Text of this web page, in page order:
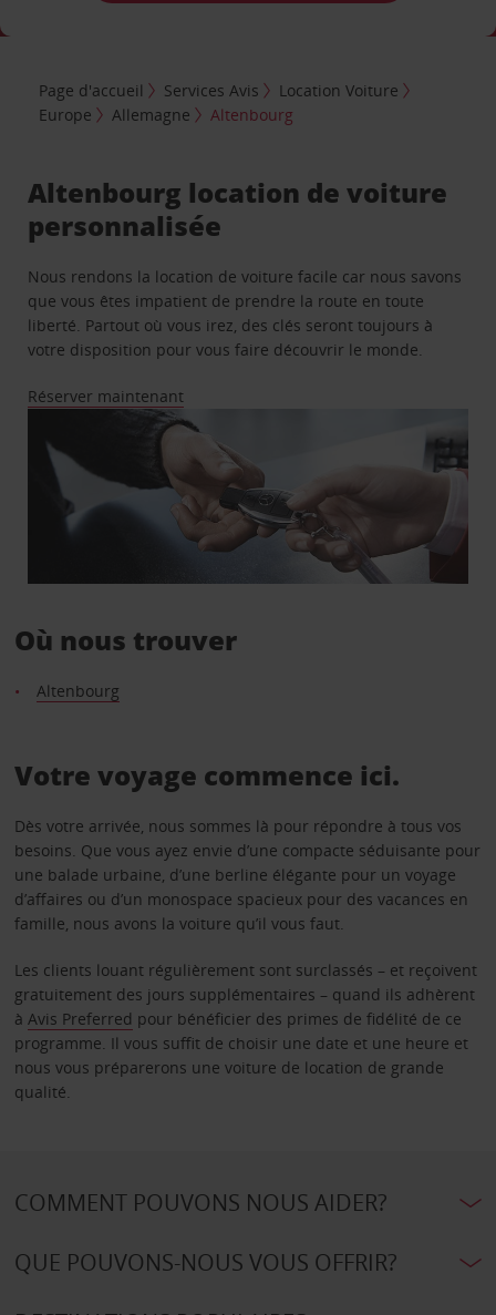
Page d'accueil Services Avis
Location Voiture
Europe
Allemagne Altenbourg
Altenbourg location de voiture
personnalisée
Nous rendons la location de voiture facile car nous savons
que vous êtes impatient de prendre la route en toute
liberté. Partout où vous irez, des clés seront toujours à
votre disposition pour vous faire découvrir le monde.
Réserver maintenant
Où nous trouver
Altenbourg
Votre voyage commence ici.
Dès votre arrivée, nous sommes là pour répondre à tous vos
besoins. Que vous ayez envie d’une compacte séduisante pour
une balade urbaine, d’une berline élégante pour un voyage
d’affaires ou d’un monospace spacieux pour des vacances en
famille, nous avons la voiture qu’il vous faut.
Les clients louant régulièrement sont surclassés – et reçoivent
gratuitement des jours supplémentaires – quand ils adhèrent
à Avis Preferred pour bénéficier des primes de fidélité de ce
programme. Il vous suffit de choisir une date et une heure et
nous vous préparerons une voiture de location de grande
qualité.
COMMENT POUVONS NOUS AIDER?
QUE POUVONS-NOUS VOUS OFFRIR?